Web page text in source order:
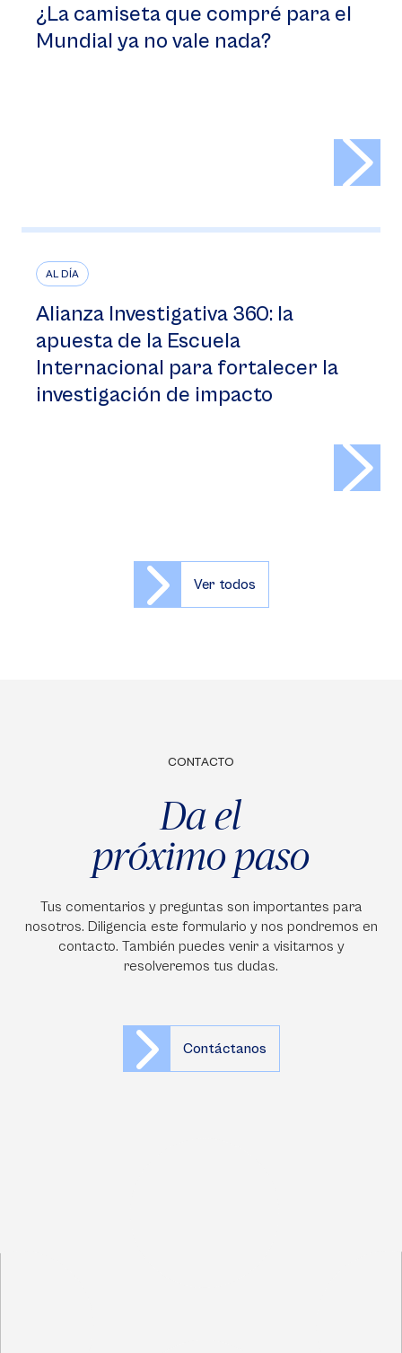
¿La camiseta que compré para el
Mundial ya no vale nada?
AL DÍA
Alianza Investigativa 360: la
apuesta de la Escuela
Internacional para fortalecer la
investigación de impacto
Ver todos
CONTACTO
Da el
próximo paso
Tus comentarios y preguntas son importantes para
nosotros. Diligencia este formulario y nos pondremos en
contacto. También puedes venir a visitarnos y
resolveremos tus dudas.
Contáctanos